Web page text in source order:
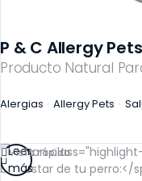
Producto Natural
P & C Allergy
Alergias Allergy Pets
Vista rápida
Leer
más